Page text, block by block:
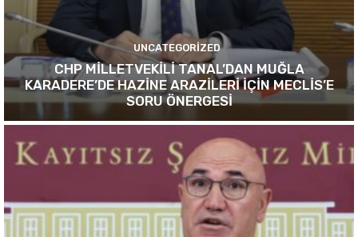
UNCATEGORIZED
CHP MİLLETVEKİLİ TANAL’DAN MUĞLA
KARADERE’DE HAZİNE ARAZİLERİ İÇİN MECLİS’E
SORU ÖNERGESİ